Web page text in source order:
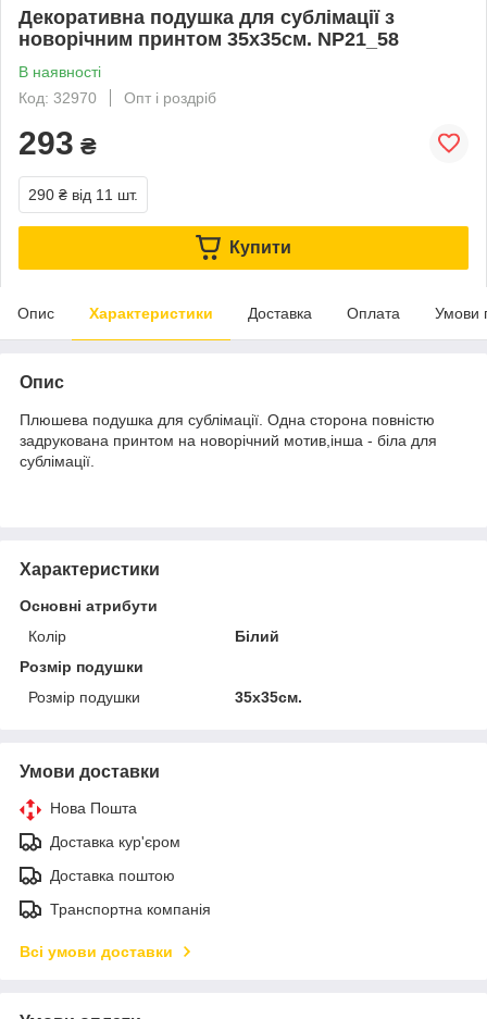
Декоративна подушка для сублімації з
новорічним принтом 35х35см. NP21_58
В наявності
Код: 32970
Опт і роздріб
293 ₴
290 ₴ від 11 шт.
Купити
Опис Характеристики Доставка Оплата Умови
Опис
Плюшева подушка для сублімації. Одна сторона повністю
задрукована принтом на новорічний мотив,інша - біла для
сублімації.
Характеристики
Основні атрибути
Колір
Білий
Розмір подушки
Розмір подушки
35х35см.
Умови доставки
Нова Пошта
Доставка кур'єром
Доставка поштою
Транспортна компанія
Всі умови доставки